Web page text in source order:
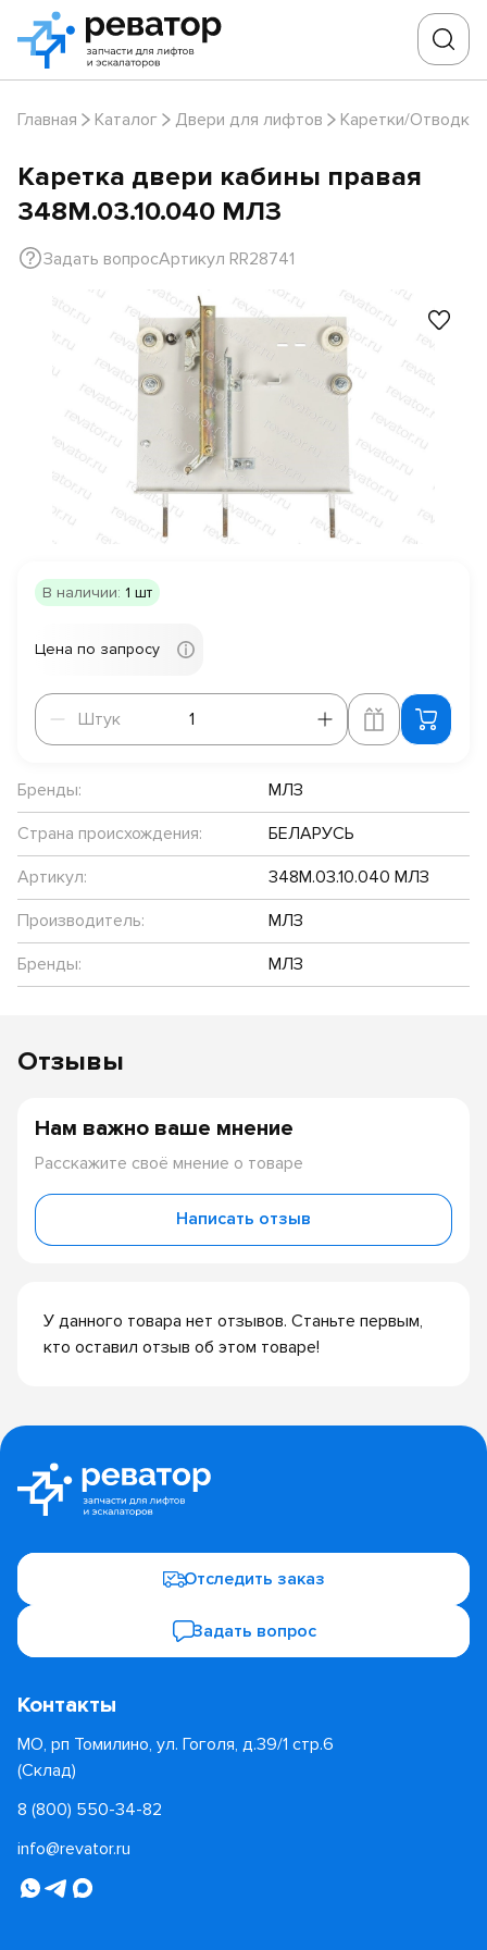
Главная Каталог Двери для лифтов Каретки/Отводки
Каретка двери кабины правая
348М.03.10.040 МЛЗ
Задать вопросАртикул RR28741
В наличии: 1 шт
Цена по запросу
Штук
Штук
Бренды:
МЛЗ
Страна происхождения:
БЕЛАРУСЬ
Артикул:
348М.03.10.040 МЛЗ
Производитель:
МЛЗ
Бренды:
МЛЗ
Отзывы
У данного товара нет отзывов. Станьте первым,
кто оставил отзыв об этом товаре!
Нам важно ваше мнение
Расскажите своё мнение о товаре
Написать отзыв
Отследить заказ
Задать вопрос
Контакты
МО, рп Томилино, ул. Гоголя, д.39/1 стр.6
(Склад)
8 (800) 550-34-82
info@revator.ru